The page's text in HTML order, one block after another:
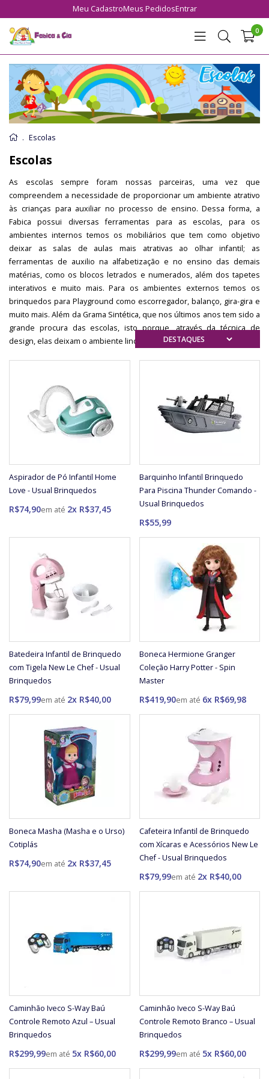
Meu CadastroMeus PedidosEntrar
0
Escolas
Escolas
As escolas sempre foram nossas parceiras, uma vez que
compreendem a necessidade de proporcionar um ambiente atrativo
às crianças para auxiliar no processo de ensino. Dessa forma, a
Fabica possui diversas ferramentas para as escolas, para os
ambientes internos temos os mobiliários que tem como objetivo
deixar as salas de aulas mais atrativas ao olhar infantil; as
ferramentas de auxilio na alfabetização e no ensino das demais
matérias, como os blocos letrados e numerados, além dos tapetes
interativos e muito mais. Para os ambientes externos temos os
brinquedos para Playground como escorregador, balanço, gira-gira e
muito mais. Além da Grama Sintética, que nos últimos anos tem sido a
grande procura das escolas, isto porque, através da técnica de
design, elas deixam o ambiente lindo e funcional.
Aspirador de Pó Infantil Home
Love - Usual Brinquedos
R$74,90 2x R$37,45
Barquinho Infantil Brinquedo
Para Piscina Thunder Comando -
Usual Brinquedos
R$55,99
Batedeira Infantil de Brinquedo
com Tigela New Le Chef - Usual
Brinquedos
R$79,99 2x R$40,00
Boneca Hermione Granger
Coleção Harry Potter - Spin
Master
R$419,90 6x R$69,98
Boneca Masha (Masha e o Urso)
Cotiplás
R$74,90 2x R$37,45
Cafeteira Infantil de Brinquedo
com Xícaras e Acessórios New Le
Chef - Usual Brinquedos
R$79,99 2x R$40,00
Caminhão Iveco S-Way Baú
Controle Remoto Azul – Usual
Brinquedos
R$299,99 5x R$60,00
Caminhão Iveco S-Way Baú
Controle Remoto Branco – Usual
Brinquedos
R$299,99 5x R$60,00